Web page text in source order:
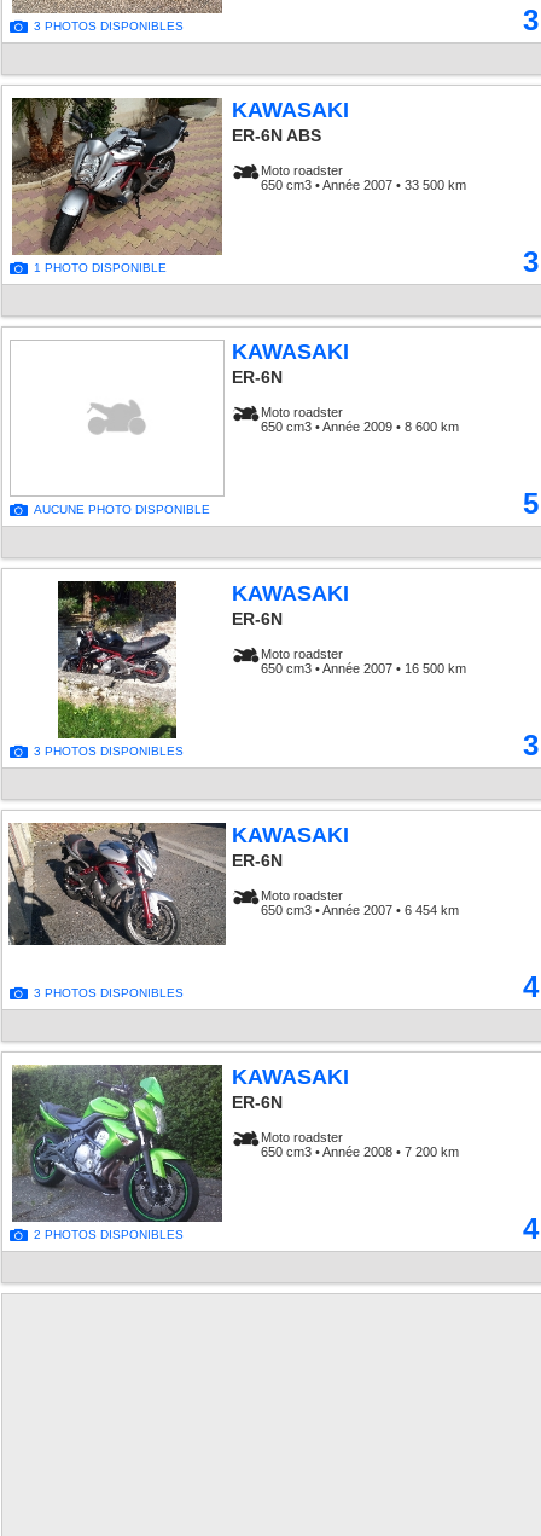
3 PHOTOS DISPONIBLES
1 PHOTO DISPONIBLE
KAWASAKI
ER-6N ABS
Moto roadster
650 cm3 • Année 2007 • 33 500 km
AUCUNE PHOTO DISPONIBLE
KAWASAKI
ER-6N
Moto roadster
650 cm3 • Année 2009 • 8 600 km
3 PHOTOS DISPONIBLES
KAWASAKI
ER-6N
Moto roadster
650 cm3 • Année 2007 • 16 500 km
3 PHOTOS DISPONIBLES
KAWASAKI
ER-6N
Moto roadster
650 cm3 • Année 2007 • 6 454 km
2 PHOTOS DISPONIBLES
KAWASAKI
ER-6N
Moto roadster
650 cm3 • Année 2008 • 7 200 km